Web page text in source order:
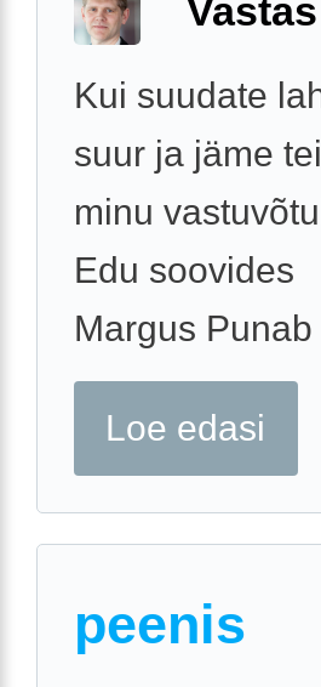
Kui suudate
suur ja jäme
minu
Edu soovides
Margus Punab
Loe edasi
peenis